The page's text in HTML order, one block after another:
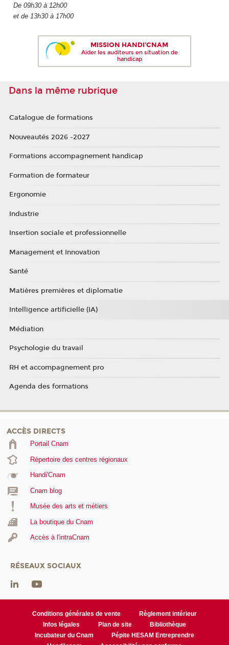
De 09h30 à 12h00
et de 13h30 à 17h00
MISSION HANDI'CNAM
Aider les auditeurs en situation de
handicap
Dans la même rubrique
Catalogue de formations
Nouveautés 2026 -2027
Formations accompagnement handicap
Formation de formateur
Ergonomie
Industrie
Insertion sociale et professionnelle
Management et Innovation
Santé
Matières premières et diplomatie
Intelligence artificielle (IA)
Médiation
Psychologie du travail
RH et accompagnement pro
Agenda des formations
ACCÈS DIRECTS
Portail Cnam
Répertoire des centres régionaux
Handi'Cnam
Cnam blog
Musée des arts et métiers
La boutique du Cnam
Accès à l'intraCnam
RÉSEAUX SOCIAUX
Conditions générales de vente
Règlement intérieur
Infos légales
Plan de site
Bibliothèque
Incubateur du Cnam
Pépite HESAM Entreprendre